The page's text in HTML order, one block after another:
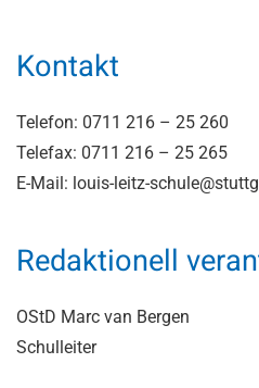
Kontakt
Telefon: 0711 216 – 25 260
Telefax: 0711 216 – 25 265
E-Mail: louis-leitz-
Redaktionell
OStD Marc van Bergen
Schulleiter